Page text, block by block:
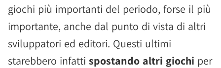
giochi più importanti del periodo, forse il più
importante, anche dal punto di vista di altri
sviluppatori ed editori. Questi ultimi
starebbero infatti spostando altri giochi per